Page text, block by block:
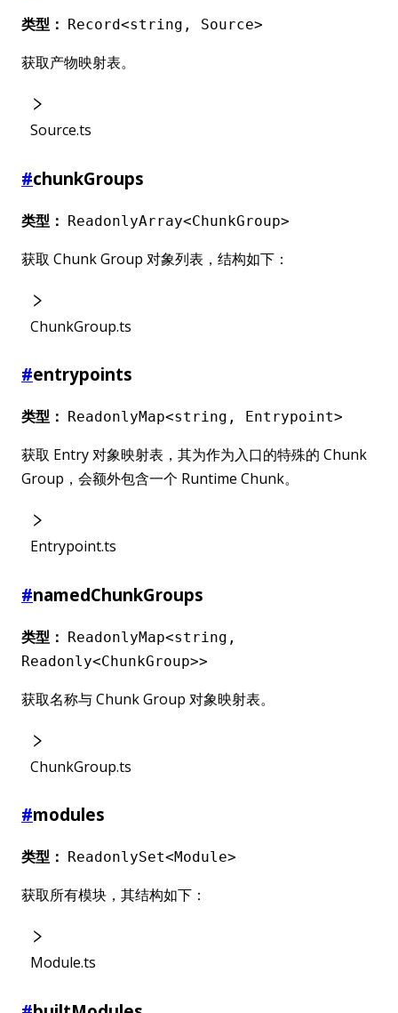
类型： Record<string, Source>
获取产物映射表。
Source.ts
#chunkGroups
类型： ReadonlyArray<ChunkGroup>
获取 Chunk Group 对象列表，结构如下：
ChunkGroup.ts
#entrypoints
类型： ReadonlyMap<string, Entrypoint>
获取 Entry 对象映射表，其为作为入口的特殊的 Chunk
Group，会额外包含一个 Runtime Chunk。
Entrypoint.ts
#namedChunkGroups
类型： ReadonlyMap<string,
Readonly<ChunkGroup>>
获取名称与 Chunk Group 对象映射表。
ChunkGroup.ts
#modules
类型： ReadonlySet<Module>
获取所有模块，其结构如下：
Module.ts